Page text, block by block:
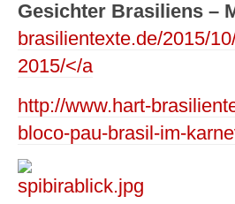
Gesichter Brasiliens –
brasilientexte.de/2015/
2015/</a
http://www.hart-
bloco-pau-brasil-im-